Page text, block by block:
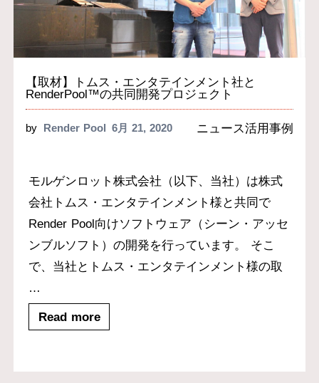
【取材】トムス・エンタテインメント社と
RenderPool™の共同開発プロジェクト
by Render Pool 6月 21, 2020 ニュース活用事例
モルゲンロット株式会社（以下、当社）は株式
会社トムス・エンタテインメント様と共同で
Render Pool向けソフトウェア（シーン・アッセ
ンブルソフト）の開発を行っています。 そこ
で、当社とトムス・エンタテインメント様の取
…
Read more